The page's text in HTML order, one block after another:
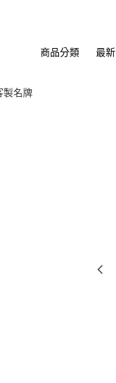
商品分類 最
製名牌